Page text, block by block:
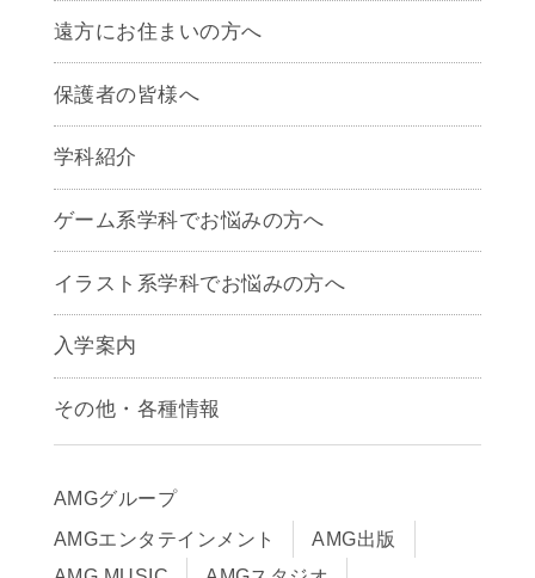
遠方にお住まいの方へ
保護者の皆様へ
学科紹介
ゲームクリエイター学科
CG学科
アニメーション学科
声優学科
ゲーム系学科でお悩みの方へ
イラスト系学科でお悩みの方へ
入学案内
募集要項
早期出願制度・AOエントリー
入学までの流れ
学費サポート・各種制度
学費について
その他・各種情報
アクセス
サイトポリシー
在校生・保護者の方へ
AMGグループ
AMGエンタテインメント
AMG出版